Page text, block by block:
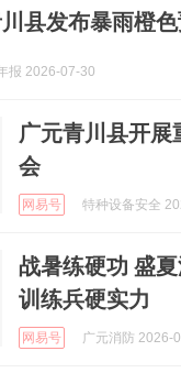
县发布暴雨橙
报 2026-07-30
广元青川县开展
会
网易号 特种设备安全
战暑练硬功 盛
训练兵硬实力
网易号 广元消防 2026-